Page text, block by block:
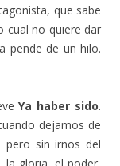
que sabe
cual no quiere dar
pende de un hilo.
Ya haber sido.
dejamos de
pero sin irnos del